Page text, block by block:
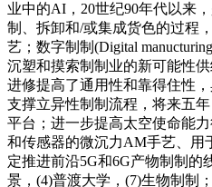
业中的AI，20世纪90年代以来
制、拆卸和/或集成货色的过程
艺；数字制制(Digital
沉塑和摸索制制业的新可能性
进修提高了通用性和靠得住性，
支撑立异性制制流程，将来五
平台；进一步提高太空使命能
和传感器的微沉力AM手艺、用
定推进前沿5G和6G产物制制的
景，(4)普渡大学，(7)生物制制